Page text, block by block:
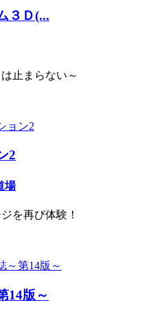
３Ｄ(...
止まらない～
2
場
を再び体験！
14版～